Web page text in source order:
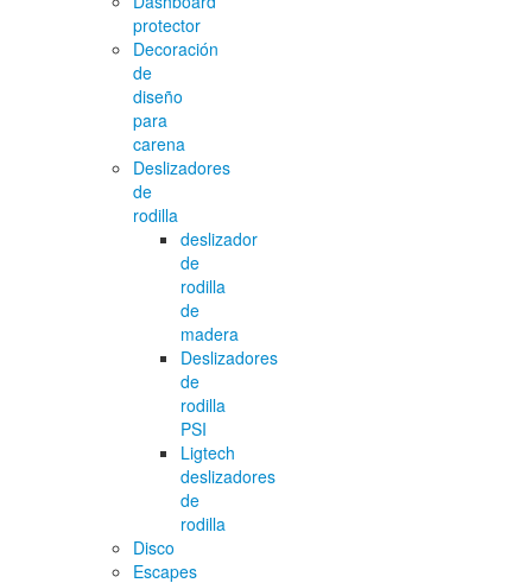
protector
Decoración
de
diseño
para
carena
Deslizadores
de
rodilla
deslizador
de
rodilla
de
madera
Deslizadores
de
rodilla
PSI
Ligtech
deslizadores
de
rodilla
Disco
Escapes